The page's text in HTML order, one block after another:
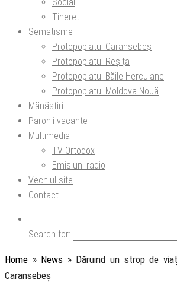
Tineret
Șematisme
Protopopiatul Caransebeș
Protopopiatul Reșița
Protopopiatul Băile Herculane
Protopopiatul Moldova Nouă
Mănăstiri
Parohii vacante
Multimedia
TV Ortodox
Emisiuni radio
Vechiul site
Contact
Search for:
Home » News » Dăruind un strop de
Caransebeș